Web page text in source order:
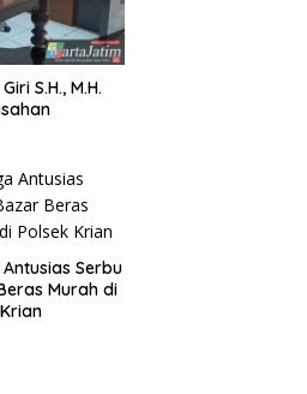
S.H., M.H.
Serbu
Murah di